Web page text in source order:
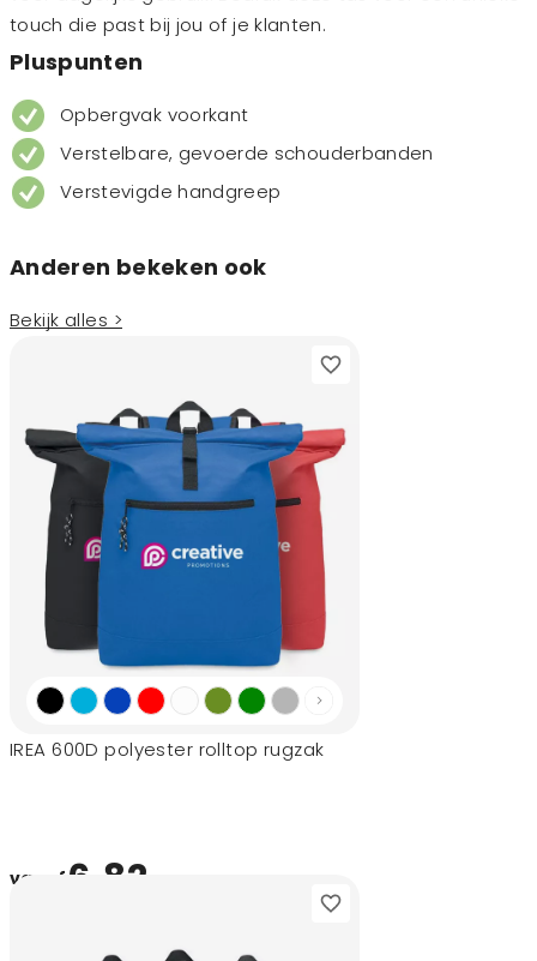
touch die past bij jou of je klanten.
Pluspunten
Opbergvak voorkant
Verstelbare, gevoerde schouderbanden
Verstevigde handgreep
Anderen bekeken ook
Bekijk alles >
IREA 600D polyester rolltop rugzak
vanaf 6,82